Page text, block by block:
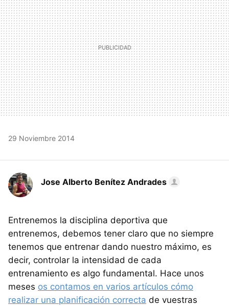
29 Noviembre 2014
Jose Alberto Benítez Andrades
Entrenemos la disciplina deportiva que
entrenemos, debemos tener claro que no siempre
tenemos que entrenar dando nuestro máximo, es
decir, controlar la intensidad de cada
entrenamiento es algo fundamental. Hace unos
meses os contamos en varios artículos cómo
realizar una planificación correcta de vuestras